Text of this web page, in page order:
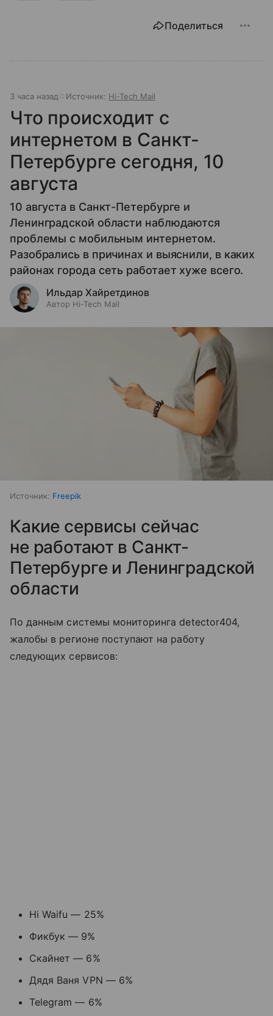
Поделиться
3 часа назад Источник: Hi-Tech Mail
Что происходит с
интернетом в Санкт-
Петербурге сегодня, 10
августа
10 августа в Санкт-Петербурге и
Ленинградской области наблюдаются
проблемы с мобильным интернетом.
Разобрались в причинах и выяснили, в каких
районах города сеть работает хуже всего.
Ильдар Хайретдинов
Автор Hi-Tech Mail
Источник: Freepik
Какие сервисы сейчас
не работают в Санкт-
Петербурге и Ленинградской
области
По данным системы мониторинга detector404,
жалобы в регионе поступают на работу
следующих сервисов:
Hi Waifu — 25%
Фикбук — 9%
Скайнет — 6%
Дядя Ваня VPN — 6%
Telegram — 6%